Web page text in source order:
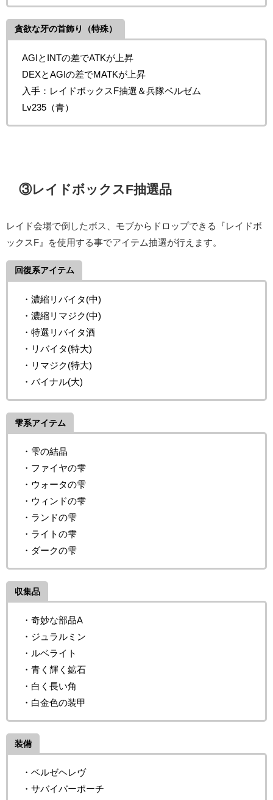
貪欲な牙の首飾り（特殊）
AGIとINTの差でATKが上昇
DEXとAGIの差でMATKが上昇
入手：レイドボックスF抽選＆兵隊ベルゼム
Lv235（青）
③レイドボックスF抽選品
レイド会場で倒したボス、モブからドロップできる『レイドボ
ックスF』を使用する事でアイテム抽選が行えます。
回復系アイテム
・濃縮リバイタ(中)
・濃縮リマジク(中)
・特選リバイタ酒
・リバイタ(特大)
・リマジク(特大)
・バイナル(大)
雫系アイテム
・雫の結晶
・ファイヤの雫
・ウォータの雫
・ウィンドの雫
・ランドの雫
・ライトの雫
・ダークの雫
収集品
・奇妙な部品A
・ジュラルミン
・ルベライト
・青く輝く鉱石
・白く長い角
・白金色の装甲
装備
・ベルゼヘレヴ
・サバイバーポーチ